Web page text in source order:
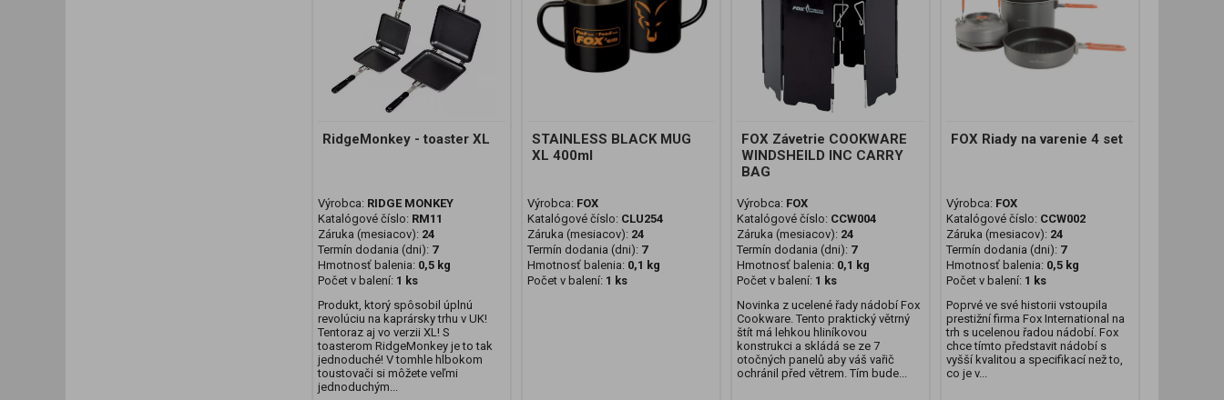
RidgeMonkey - toaster XL
Výrobca: RIDGE MONKEY
Katalógové číslo: RM11
Záruka (mesiacov): 24
Termín dodania (dni): 7
Hmotnosť balenia: 0,5 kg
Počet v balení: 1 ks
Produkt, ktorý spôsobil úplnú
revolúciu na kaprársky trhu v UK!
Tentoraz aj vo verzii XL! S
toasterom RidgeMonkey je to tak
jednoduché! V tomhle hlbokom
toustovači si môžete veľmi
jednoduchým...
STAINLESS BLACK MUG
XL 400ml
Výrobca: FOX
Katalógové číslo: CLU254
Záruka (mesiacov): 24
Termín dodania (dni): 7
Hmotnosť balenia: 0,1 kg
Počet v balení: 1 ks
FOX Závetrie COOKWARE
WINDSHEILD INC CARRY
BAG
Výrobca: FOX
Katalógové číslo: CCW004
Záruka (mesiacov): 24
Termín dodania (dni): 7
Hmotnosť balenia: 0,1 kg
Počet v balení: 1 ks
Novinka z ucelené řady nádobí Fox
Cookware. Tento praktický větrný
štít má lehkou hliníkovou
konstrukci a skládá se ze 7
otočných panelů aby váš vařič
ochránil před větrem. Tím bude...
FOX Riady na varenie 4 set
Výrobca: FOX
Katalógové číslo: CCW002
Záruka (mesiacov): 24
Termín dodania (dni): 7
Hmotnosť balenia: 0,5 kg
Počet v balení: 1 ks
Poprvé ve své historii vstoupila
prestižní firma Fox International na
trh s ucelenou řadou nádobí. Fox
chce tímto představit nádobí s
vyšší kvalitou a specifikací než to,
co je v...